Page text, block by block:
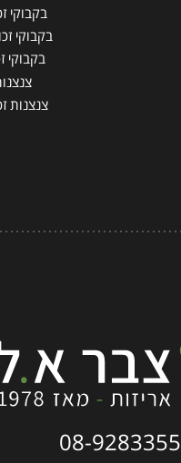
בקבוקי
בקבוקי
בקבוקי
צנצנות
08-9283355